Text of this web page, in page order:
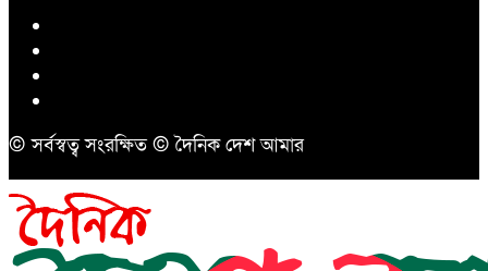
© সর্বস্বত্ব সংরক্ষিত © দৈনিক দেশ আমার